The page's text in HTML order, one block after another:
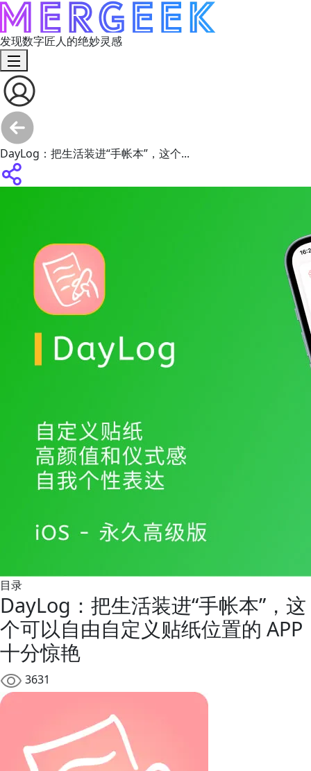
发现数字匠人的绝妙灵感
DayLog：把生活装进“手帐本”，这个...
目录
DayLog：把生活装进“手帐本”，这
个可以自由自定义贴纸位置的 APP
十分惊艳
3631